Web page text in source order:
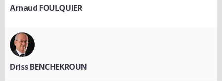
Arnaud FOULQUIER
Driss BENCHEKROUN